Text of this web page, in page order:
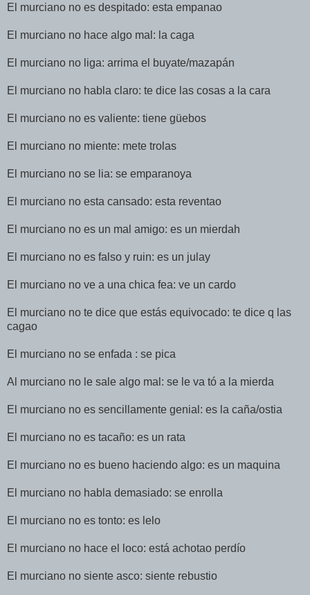
El murciano no es despitado: esta empanao
El murciano no hace algo mal: la caga
El murciano no liga: arrima el buyate/mazapán
El murciano no habla claro: te dice las cosas a la cara
El murciano no es valiente: tiene güebos
El murciano no miente: mete trolas
El murciano no se lia: se emparanoya
El murciano no esta cansado: esta reventao
El murciano no es un mal amigo: es un mierdah
El murciano no es falso y ruin: es un julay
El murciano no ve a una chica fea: ve un cardo
El murciano no te dice que estás equivocado: te dice q las
cagao
El murciano no se enfada : se pica
Al murciano no le sale algo mal: se le va tó a la mierda
El murciano no es sencillamente genial: es la caña/ostia
El murciano no es tacaño: es un rata
El murciano no es bueno haciendo algo: es un maquina
El murciano no habla demasiado: se enrolla
El murciano no es tonto: es lelo
El murciano no hace el loco: está achotao perdío
El murciano no siente asco: siente rebustio